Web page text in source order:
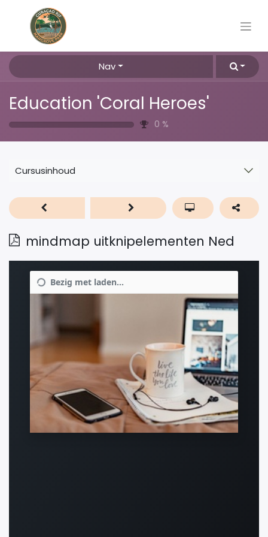
Nav
Education 'Coral Heroes'
0 %
Cursusinhoud
mindmap uitknipelementen Ned